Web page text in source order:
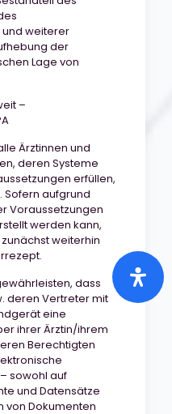
weiterer
der
Lage von
–
Ärztinnen und
deren Systeme
erfüllen,
Sofern aufgrund
Voraussetzungen
werden kann,
weiterhin
dass
deren Vertreter mit
eine
ihrer Ärztin/ihrem
Berechtigten
sowohl auf
und Datensätze
von Dokumenten